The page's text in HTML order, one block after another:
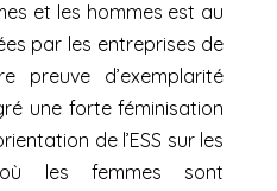
et les hommes est au
par les entreprises de
preuve d’exemplarité
une forte féminisation
de l’ESS sur les
les femmes sont